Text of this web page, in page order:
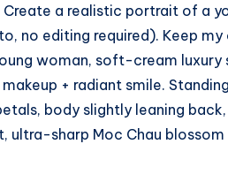
a realistic portrait of a
no editing required). Keep
woman, soft-cream
+ radiant smile.
body slightly leaning
ultra-sharp Moc Chau